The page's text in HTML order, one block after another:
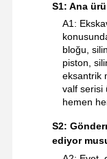
S1: Ana
A1:
bloğu,
piston,
eksantrik
valf serisi
hemen
S2:
ediyor